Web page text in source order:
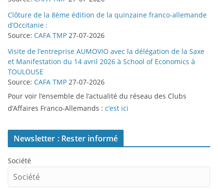
Clôture de la 8ème édition de la quinzaine franco-allemande
d’Occitanie :
Source: CAFA TMP 27-07-2026
Visite de l’entreprise AUMOVIO avec la délégation de la Saxe
et Manifestation du 14 avril 2026 à School of Economics à
TOULOUSE
Source: CAFA TMP 27-07-2026
Pour voir l’ensemble de l’actualité du réseau des Clubs
d’Affaires Franco-Allemands : c’est ici
Newsletter : Rester informé
Société